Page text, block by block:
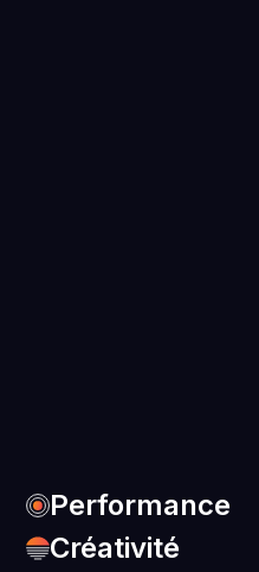
Performance
Créativité